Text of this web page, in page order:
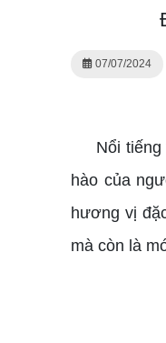
07/07/2024
Nổi tiếng
hào của
hương vị
mà còn là